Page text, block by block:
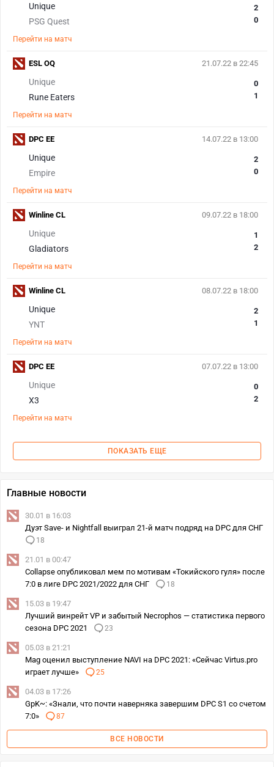
Unique
PSG Quest
2
0
Перейти на матч
21.07.22 в 22:45
Unique
Rune Eaters
0
1
Перейти на матч
ESL OQ
14.07.22 в 13:00
Unique
Empire
2
0
Перейти на матч
DPC EE
09.07.22 в 18:00
Unique
Gladiators
1
2
Перейти на матч
Winline CL
08.07.22 в 18:00
Unique
YNT
2
1
Перейти на матч
Winline CL
07.07.22 в 13:00
Unique
X3
0
2
Перейти на матч
DPC EE
ПОКАЗАТЬ ЕЩЕ
Главные новости
30.01 в 16:03
Дуэт Save- и Nightfall выиграл 21-й матч подряд на DPC для СНГ
18
21.01 в 00:47
Collapse опубликовал мем по мотивам «Токийского гуля» после
7:0 в лиге DPC 2021/2022 для СНГ
18
15.03 в 19:47
Лучший винрейт VP и забытый Necrophos — статистика первого
сезона DPC 2021
23
05.03 в 21:21
Mag оценил выступление NAVI на DPC 2021: «Сейчас Virtus.pro
играет лучше»
25
04.03 в 17:26
GpK~: «Знали, что почти наверняка завершим DPC S1 со счетом
7:0»
87
ВСЕ НОВОСТИ